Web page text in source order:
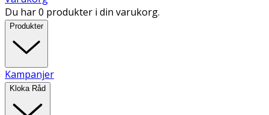
Du har 0 produkter i din varukorg.
Produkter
Kampanjer
Kloka Råd